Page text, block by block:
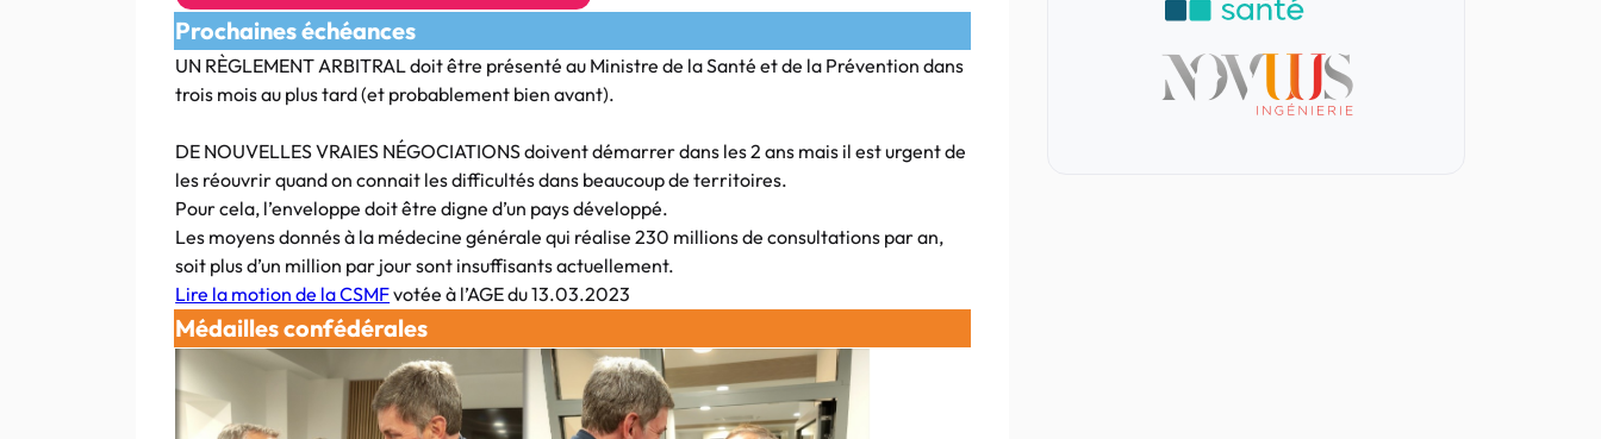
Prochaines échéances
UN RÈGLEMENT ARBITRAL doit être présenté au Ministre de la Santé et de la Prévention dans
trois mois au plus tard (et probablement bien avant).
DE NOUVELLES VRAIES NÉGOCIATIONS doivent démarrer dans les 2 ans mais il est urgent de
les réouvrir quand on connait les difficultés dans beaucoup de territoires.
Pour cela, l’enveloppe doit être digne d’un pays développé.
Les moyens donnés à la médecine générale qui réalise 230 millions de consultations par an,
soit plus d’un million par jour sont insuffisants actuellement.
Lire la motion de la CSMFvotée à l’AGE du 13.03.2023
Médailles confédérales